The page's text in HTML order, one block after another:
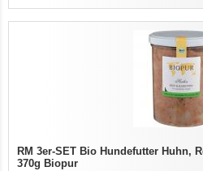
RM 3er-SET Bio Hundefutter Huhn,
370g Biopur